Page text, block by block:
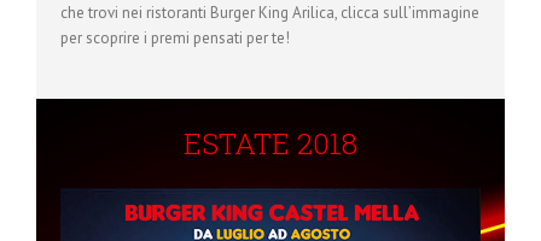
che trovi nei ristoranti Burger King Arilica, clicca sull’immagine
per scoprire i premi pensati per te!
ESTATE 2018